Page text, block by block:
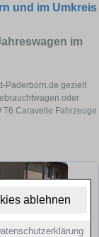
ablehnen
und im Umkreis
im
Paderborn.de gezielt
oder
Caravelle Fahrzeuge